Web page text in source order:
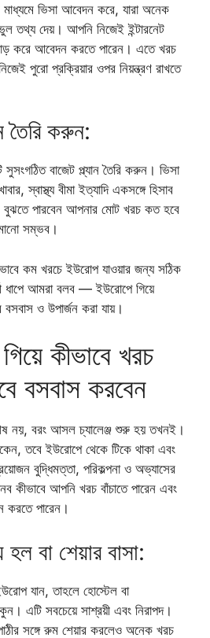
ভিসা আবেদন করে, যারা অনেক
তথ্য দেয়। আপনি নিজেই ইন্টারনেট
করে আবেদন করতে পারেন। এতে খরচ
পুরো প্রক্রিয়ার ওপর নিয়ন্ত্রণ রাখতে
তৈরি করুন:
বাজেট প্ল্যান তৈরি করুন। ভিসা
স্বাস্থ্য বীমা ইত্যাদি একসঙ্গে হিসাব
পারবেন আপনার মোট খরচ কত হবে
সম্ভব।
কম খরচে ইউরোপ যাওয়ার জন্য সঠিক
ধাপে আমরা বলব — ইউরোপে গিয়ে
বসবাস ও উপার্জন করা যায়।
কীভাবে খরচ
বসবাস করবেন
নয়, বরং আসল চ্যালেঞ্জ শুরু হয় তখনই।
তবে ইউরোপে থেকে টিকে থাকা এবং
বুদ্ধিমত্তা, পরিকল্পনা ও অভ্যাসের
কীভাবে আপনি খরচ বাঁচাতে পারেন এবং
করতে পারেন।
বা শেয়ার বাসা:
যান, তাহলে হোস্টেল বা
এটি সবচেয়ে সাশ্রয়ী এবং নিরাপদ।
সঙ্গে রুম শেয়ার করলেও অনেক খরচ